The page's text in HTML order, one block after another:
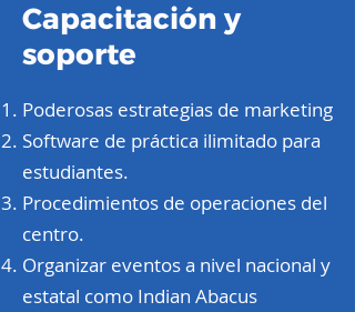
Capacitación y
soporte
Poderosas estrategias de marketing
Software de práctica ilimitado para
estudiantes.
Procedimientos de operaciones del
centro.
Organizar eventos a nivel nacional y
estatal como Indian Abacus